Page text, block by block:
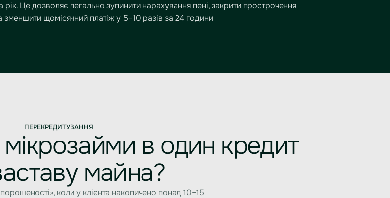
рік. Це дозволяє легально зупинити нарахування пені, закрити прострочення
зменшити щомісячний платіж у 5–10 разів за 24 години
ПЕРЕКРЕДИТУВАННЯ
мікрозайми в один кредит
майна?
коли у клієнта накопичено понад 10–15